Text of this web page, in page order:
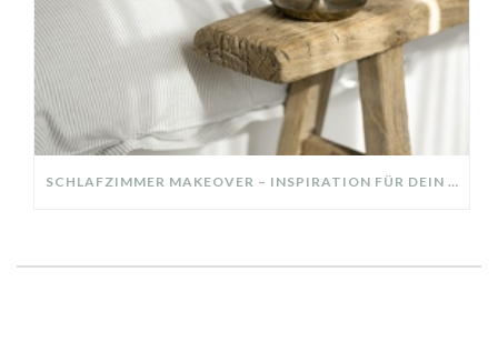
SCHLAFZIMMER MAKEOVER – INSPIRATION FÜR DEIN SCHLAFZIMMER: AUS ALT MACH NEU – HELL, GEMÜTLICH UND EINLADEND